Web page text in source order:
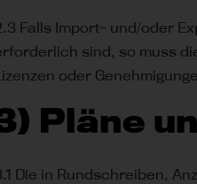
Falls Import- und/oder
sind, so muss
oder
Pläne
Die in Rundschreiben,